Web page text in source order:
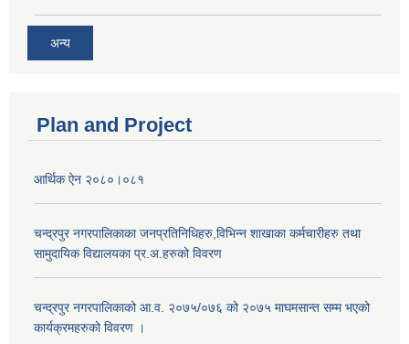
अन्य
Plan and Project
आर्थिक ऐन २०८०।०८१
चन्द्रपुर नगरपालिकाका जनप्रतिनिधिहरु,विभिन्न शाखाका कर्मचारीहरु तथा
सामुदायिक विद्यालयका प्र.अ.हरुको विवरण
चन्द्रपुर नगरपालिकाको आ.व. २०७५/०७६ को २०७५ माघमसान्त सम्म भएको
कार्यक्रमहरुको विवरण ।